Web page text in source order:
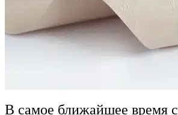
В самое ближайшее время